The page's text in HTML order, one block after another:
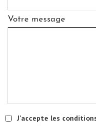
Votre message
J'accepte les